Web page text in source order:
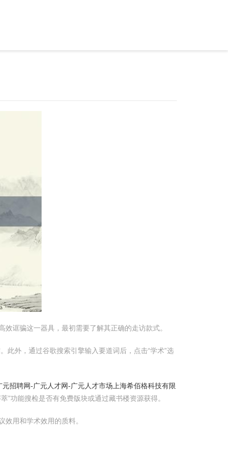
诓骗这一器具，最初需要了解其正确的走访款式。
外，通过谷歌搜索引擎输入要道词后，点击“学术”选
元招聘网-广元人才网-广元人才市场 上海希佰格科技有限
”功能搜检是否有免费版块或通过藏书楼资源获得。
用和学术效用的质料。